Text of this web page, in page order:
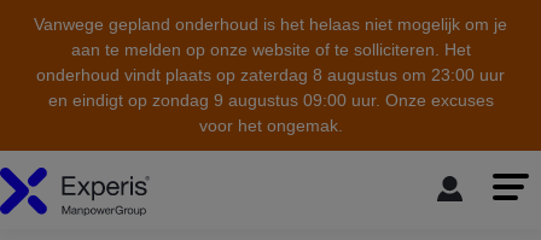
Vanwege gepland onderhoud is het helaas niet mogelijk om je
aan te melden op onze website of te solliciteren. Het
onderhoud vindt plaats op zaterdag 8 augustus om 23:00 uur
en eindigt op zondag 9 augustus 09:00 uur. Onze excuses
voor het ongemak.
skip to the main content